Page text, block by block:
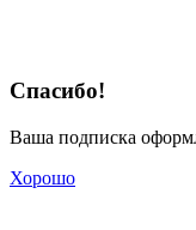
Спасибо!
Ваша подписка
Хорошо